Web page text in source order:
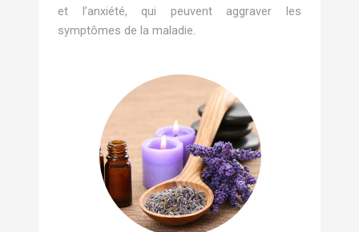
et l’anxiété, qui peuvent aggraver les
symptômes de la maladie.